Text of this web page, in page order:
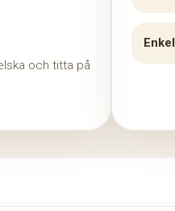
och titta på